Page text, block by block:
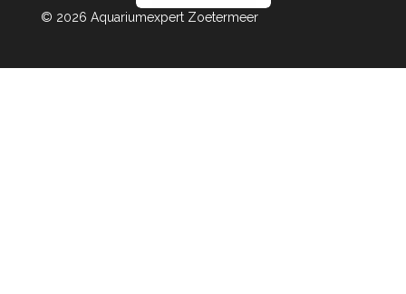
© 2026 Aquariumexpert Zoetermeer